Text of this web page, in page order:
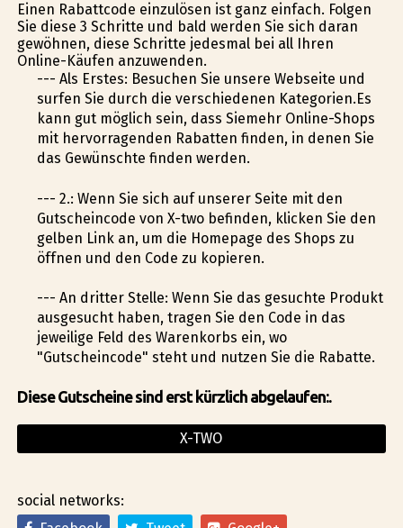
Einen Rabattcode einzulösen ist ganz einfach. Folgen
Sie diese 3 Schritte und bald werden Sie sich daran
gewöhnen, diese Schritte jedesmal bei all Ihren
Online-Käufen anzuwenden.
--- Als Erstes: Besuchen Sie unsere Webseite und
surfen Sie durch die verschiedenen Kategorien.Es
kann gut möglich sein, dass Siemehr Online-Shops
mit hervorragenden Rabatten finden, in denen Sie
das Gewünschte finden werden.
--- 2.: Wenn Sie sich auf unserer Seite mit den
Gutscheincode von X-two befinden, klicken Sie den
gelben Link an, um die Homepage des Shops zu
öffnen und den Code zu kopieren.
--- An dritter Stelle: Wenn Sie das gesuchte Produkt
ausgesucht haben, tragen Sie den Code in das
jeweilige Feld des Warenkorbs ein, wo
"Gutscheincode" steht und nutzen Sie die Rabatte.
Diese Gutscheine sind erst kürzlich abgelaufen:.
X-TWO
social networks: